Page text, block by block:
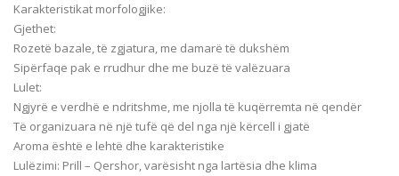
Karakteristikat morfologjike:
Gjethet:
Rozetë bazale, të zgjatura, me damarë të dukshëm
Sipërfaqe pak e rrudhur dhe me buzë të valëzuara
Lulet:
Ngjyrë e verdhë e ndritshme, me njolla të kuqërremta në qendër
Të organizuara në një tufë që del nga një kërcell i gjatë
Aroma është e lehtë dhe karakteristike
Lulëzimi: Prill – Qershor, varësisht nga lartësia dhe klima